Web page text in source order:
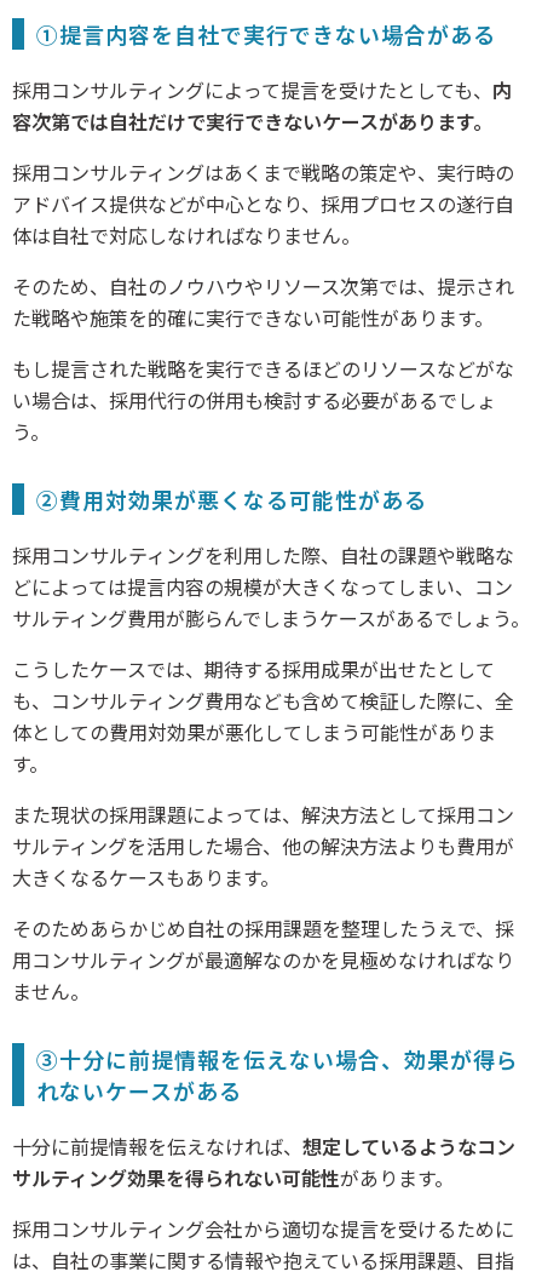
①提言内容を自社で実行できない場合がある
採用コンサルティングによって提言を受けたとしても、 内
容次第では自社だけで実行できないケースがあります。
採用コンサルティングはあくまで戦略の策定や、実行時の
アドバイス提供などが中心となり、採用プロセスの遂行自
体は自社で対応しなければなりません。
そのため、自社のノウハウやリソース次第では、提示され
た戦略や施策を的確に実行できない可能性があります。
もし提言された戦略を実行できるほどのリソースなどがな
い場合は、採用代行の併用も検討する必要があるでしょ
う。
②費用対効果が悪くなる可能性がある
採用コンサルティングを利用した際、自社の課題や戦略な
どによっては提言内容の規模が大きくなってしまい、コン
サルティング費用が膨らんでしまうケースがあるでしょう。
こうしたケースでは、期待する採用成果が出せたとして
も、コンサルティング費用なども含めて検証した際に、全
体としての費用対効果が悪化してしまう可能性がありま
す。
また現状の採用課題によっては、解決方法として採用コン
サルティングを活用した場合、他の解決方法よりも費用が
大きくなるケースもあります。
そのためあらかじめ自社の採用課題を整理したうえで、採
用コンサルティングが最適解なのかを見極めなければなり
ません。
③十分に前提情報を伝えない場合、効果が得ら
れないケースがある
十分に前提情報を伝えなければ、 想定しているようなコン
サルティング効果を得られない可能性があります。
採用コンサルティング会社から適切な提言を受けるために
は、自社の事業に関する情報や抱えている採用課題、目指